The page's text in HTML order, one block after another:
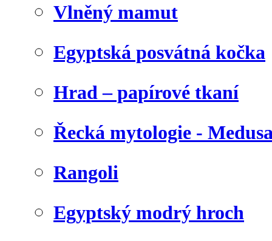
Vlněný mamut
Egyptská posvátná kočka
Hrad – papírové tkaní
Řecká mytologie -
Rangoli
Egyptský modrý hroch